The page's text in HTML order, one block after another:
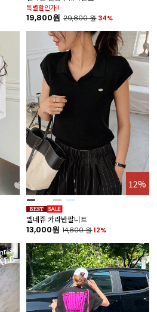
특별할인가!!
19,800원 29,800원 34%
12%
멜네쥬 카라반팔니트
13,000원 14,800원12%